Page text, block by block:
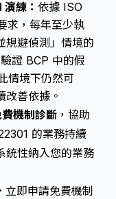
練： 依據 ISO
求，每年至少執
規避偵測」情境的
證 BCP 中的假
情境下仍然可
改善依據。
機制診斷 ，協助
的業務持續
統性納入您的業務
立即申請免費機制